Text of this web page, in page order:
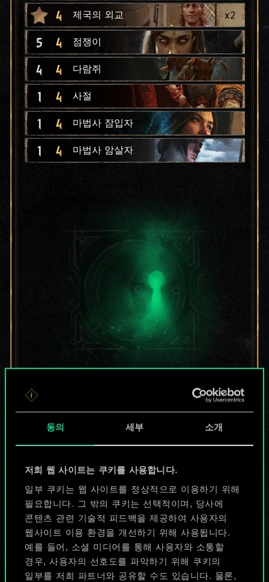
동의 세부 소개
저희 웹 사이트는 쿠키를 사용합니다.
일부 쿠키는 웹 사이트를 정상적으로 이용하기 위해
필요합니다. 그 밖의 쿠키는 선택적이며, 당사에
콘텐츠 관련 기술적 피드백을 제공하여 사용자의
웹사이트 이용 환경을 개선하기 위해 사용됩니다.
예를 들어, 소셜 미디어를 통해 사용자와 소통할
경우, 사용자의 선호도를 파악하기 위해 쿠키의
일부를 저희 파트너와 공유할 수도 있습니다. 물론,
4 제국의 외교 x2
5 4 점쟁이
4 4 다람쥐
1 4 사절
1 4 마법사 잠입자
1 4 마법사 암살자
지금은 공유된
카드들에 지나지
않지만
무궁무진한
가능성을 가지고
있습니다!
덱 이름 짓기 & 가이드 작성하기